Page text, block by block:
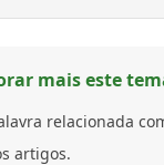
mais este
relacionada
artigos.